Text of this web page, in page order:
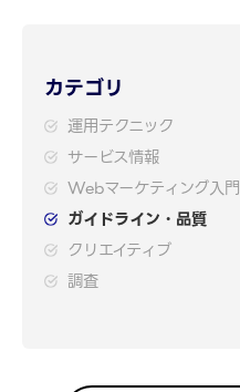
カテゴリ
運用テクニック
サービス情報
Webマーケティング入門
ガイドライン・品質
クリエイティブ
調査